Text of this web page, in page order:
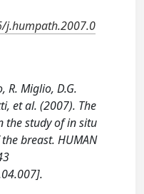
j.humpath.2007.0
R. Miglio, D.G.
et al. (2007). The
the study of in situ
breast. HUMAN